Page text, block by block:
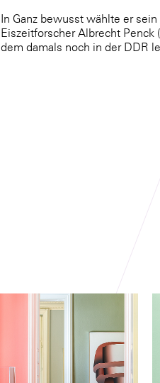
In Ganz bewusst wählte er
Eiszeitforscher Albrecht Penck
dem damals noch in der DDR